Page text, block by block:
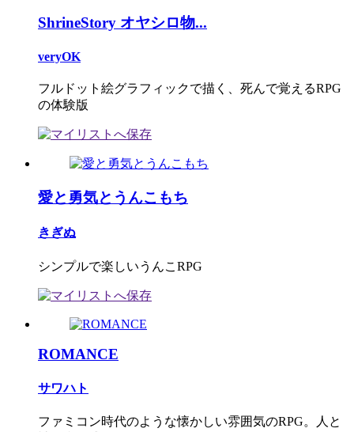
ShrineStory オヤシロ物...
veryOK
フルドット絵グラフィックで描く、死んで覚えるRPG
の体験版
愛と勇気とうんこもち
きぎぬ
シンプルで楽しいうんこRPG
ROMANCE
サワハト
ファミコン時代のような懐かしい雰囲気のRPG。人と